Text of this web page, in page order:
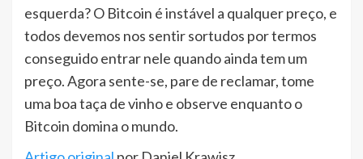
esquerda? O Bitcoin é instável a qualquer preço, e
todos devemos nos sentir sortudos por termos
conseguido entrar nele quando ainda tem um
preço. Agora sente-se, pare de reclamar, tome
uma boa taça de vinho e observe enquanto o
Bitcoin domina o mundo.